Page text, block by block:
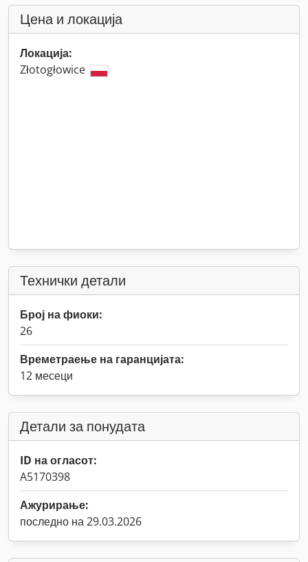
Цена и локација
Локација:
Złotogłowice
Технички детали
Број на фиоки:
26
Времетраење на гаранцијата:
12 месеци
Детали за понудата
ID на огласот:
A5170398
Ажурирање:
последно на 29.03.2026